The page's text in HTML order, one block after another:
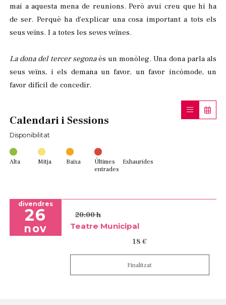
mai a aquesta mena de reunions. Però avui creu que hi ha
de ser. Perquè ha d'explicar una cosa important a tots els
seus veïns. I a totes les seves veïnes.
La dona del tercer segonaés un monòleg. Una dona parla als
seus veïns, i els demana un favor, un favor incòmode, un
favor difícil de concedir.
Calendari i Sessions
Disponibilitat
Alta Mitja Baixa
Últimes
entrades
Exhaurides
divendres
26
nov
20:00 h
Teatre Municipal
18 €
Finalitzat